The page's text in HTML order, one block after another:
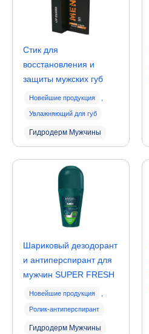
Стик для
восстановления и
защиты мужских губ
Новейшие продукция
Увлажняющий для губ
Гидродерм Мужчины
Шариковый дезодорант
и антиперспирант для
мужчин SUPER FRESH
Новейшие продукция
Ролик-антиперспирант
Гидродерм Мужчины